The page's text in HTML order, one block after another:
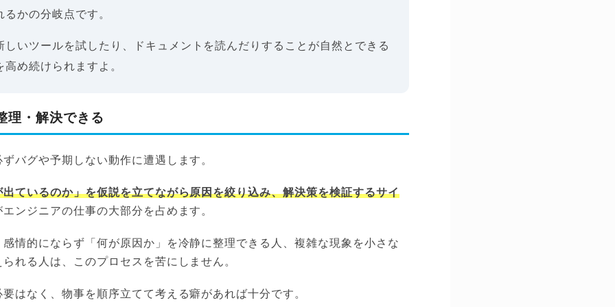
かの分岐点です。
しいツールを試したり、ドキュメントを読んだりすることが自然とできる
め続けられますよ。
理・解決できる
バグや予期しない動作に遭遇します。
ているのか」を仮説を立てながら原因を絞り込み、解決策を検証するサイ
エンジニアの仕事の大部分を占めます。
情的にならず「何が原因か」を冷静に整理できる人、複雑な現象を小さな
れる人は、このプロセスを苦にしません。
はなく、物事を順序立てて考える癖があれば十分です。